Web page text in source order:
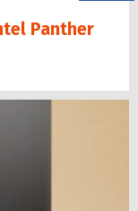
Panther